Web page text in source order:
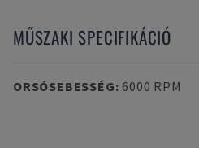
MŰSZAKI SPECIFIKÁCIÓ
ORSÓSEBESSÉG: 6000 RPM